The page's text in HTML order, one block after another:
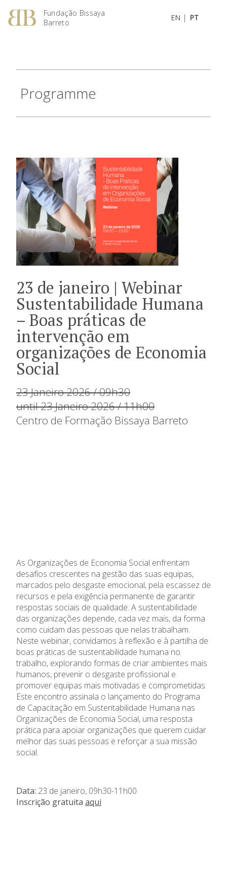
Fundação Bissaya
Barreto
EN | PT
Programme
23 de janeiro | Webinar
Sustentabilidade Humana
– Boas práticas de
intervenção em
organizações de Economia
Social
23 Janeiro 2026 / 09h30
until 23 Janeiro 2026 / 11h00
Centro de Formação Bissaya Barreto
As Organizações de Economia Social enfrentam
desafios crescentes na gestão das suas equipas,
marcados pelo desgaste emocional, pela escassez de
recursos e pela exigência permanente de garantir
respostas sociais de qualidade. A sustentabilidade
das organizações depende, cada vez mais, da forma
como cuidam das pessoas que nelas trabalham.
Neste webinar, convidamos à reflexão e à partilha de
boas práticas de sustentabilidade humana no
trabalho, explorando formas de criar ambientes mais
humanos, prevenir o desgaste profissional e
promover equipas mais motivadas e comprometidas.
Este encontro assinala o lançamento do Programa
de Capacitação em Sustentabilidade Humana nas
Organizações de Economia Social, uma resposta
prática para apoiar organizações que querem cuidar
melhor das suas pessoas e reforçar a sua missão
social.
Data: 23 de janeiro, 09h30-11h00
Inscrição gratuita aqui